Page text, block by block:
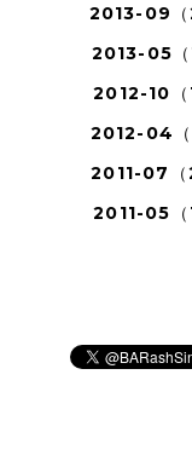
2013-09（
2013-05（
2012-10（1
2012-04（
2011-07（
2011-05（1